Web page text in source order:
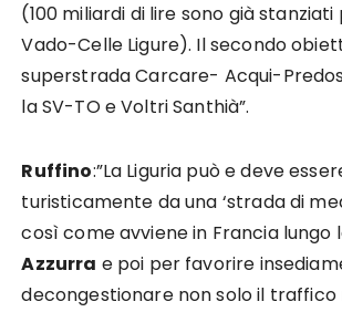
(100 miliardi di lire sono già
Vado-Celle Ligure). Il secondo
superstrada Carcare- Acqui-
la SV-TO e Voltri Santhià”.
Ruffino:”La Liguria può e deve
turisticamente da una ‘strada di
così come avviene in Francia lungo
Azzurra e poi per favorire
decongestionare non solo il traffico